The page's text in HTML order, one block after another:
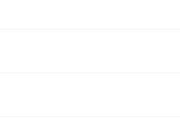
befestigt. So einfach war
Silvester oder Karnevals